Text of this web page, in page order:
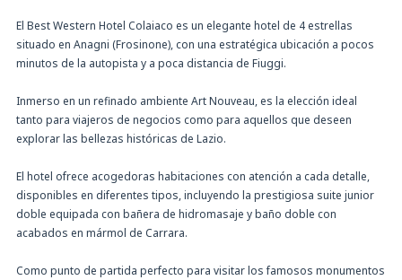
El Best Western Hotel Colaiaco es un elegante hotel de 4 estrellas
situado en Anagni (Frosinone), con una estratégica ubicación a pocos
minutos de la autopista y a poca distancia de Fiuggi.
Inmerso en un refinado ambiente Art Nouveau, es la elección ideal
tanto para viajeros de negocios como para aquellos que deseen
explorar las bellezas históricas de Lazio.
El hotel ofrece acogedoras habitaciones con atención a cada detalle,
disponibles en diferentes tipos, incluyendo la prestigiosa suite junior
doble equipada con bañera de hidromasaje y baño doble con
acabados en mármol de Carrara.
Como punto de partida perfecto para visitar los famosos monumentos